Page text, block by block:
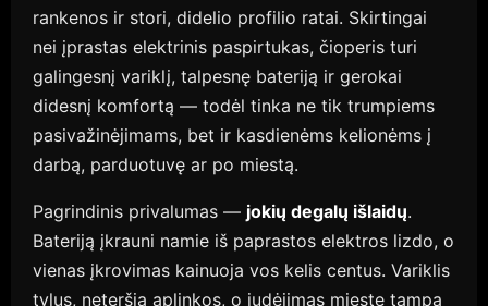
rankenos ir stori, didelio profilio ratai. Skirtingai
nei įprastas elektrinis paspirtukas, čioperis turi
galingesnį variklį, talpesnę bateriją ir gerokai
didesnį komfortą — todėl tinka ne tik trumpiems
pasivažinėjimams, bet ir kasdienėms kelionėms į
darbą, parduotuvę ar po miestą.
Pagrindinis privalumas — jokių degalų išlaidų.
Bateriją įkrauni namie iš paprastos elektros lizdo, o
vienas įkrovimas kainuoja vos kelis centus. Variklis
tylus, neteršia aplinkos, o judėjimas mieste tampa